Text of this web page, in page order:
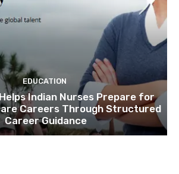
EDUCATION
Indian Nurses Prepare for
Careers Through Structured
Career Guidance